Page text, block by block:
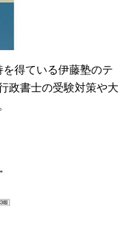
得ている伊藤塾のテ
政書士の受験対策や大